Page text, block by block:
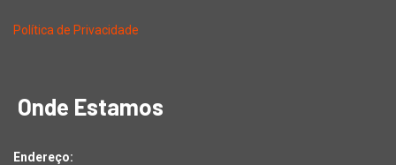
Política de Privacidade
Onde Estamos
Endereço: